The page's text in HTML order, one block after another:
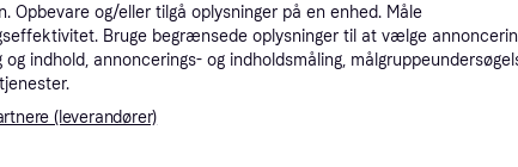
Laveste pris·49 kr. fragt ,1-2 dage
Opbevare og/eller tilgå oplysninger på en enhed. Måle
Bruge begrænsede oplysninger til at vælge
og indhold, annoncerings- og indholdsmåling,
(leverandører)